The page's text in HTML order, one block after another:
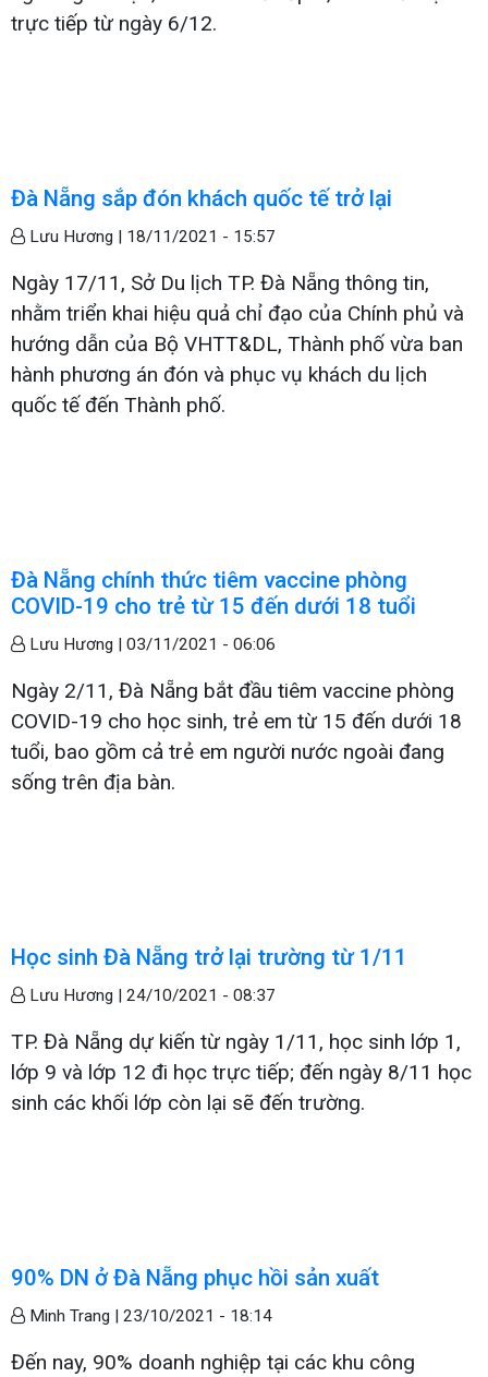
trực tiếp từ ngày 6/12.
Đà Nẵng sắp đón khách quốc tế trở lại
Lưu Hương | 18/11/2021 - 15:57
Ngày 17/11, Sở Du lịch TP. Đà Nẵng thông tin,
nhằm triển khai hiệu quả chỉ đạo của Chính phủ và
hướng dẫn của Bộ VHTT&DL, Thành phố vừa ban
hành phương án đón và phục vụ khách du lịch
quốc tế đến Thành phố.
Đà Nẵng chính thức tiêm vaccine phòng
COVID-19 cho trẻ từ 15 đến dưới 18 tuổi
Lưu Hương | 03/11/2021 - 06:06
Ngày 2/11, Đà Nẵng bắt đầu tiêm vaccine phòng
COVID-19 cho học sinh, trẻ em từ 15 đến dưới 18
tuổi, bao gồm cả trẻ em người nước ngoài đang
sống trên địa bàn.
Học sinh Đà Nẵng trở lại trường từ 1/11
Lưu Hương | 24/10/2021 - 08:37
TP. Đà Nẵng dự kiến từ ngày 1/11, học sinh lớp 1,
lớp 9 và lớp 12 đi học trực tiếp; đến ngày 8/11 học
sinh các khối lớp còn lại sẽ đến trường.
90% DN ở Đà Nẵng phục hồi sản xuất
Minh Trang | 23/10/2021 - 18:14
Đến nay, 90% doanh nghiệp tại các khu công